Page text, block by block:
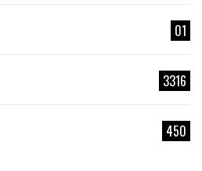
01
3316
450